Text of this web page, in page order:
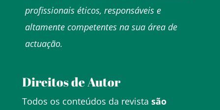
profissionais éticos, responsáveis e
altamente competentes na sua área de
actuação.
Direitos de Autor
Todos os conteúdos da revista são